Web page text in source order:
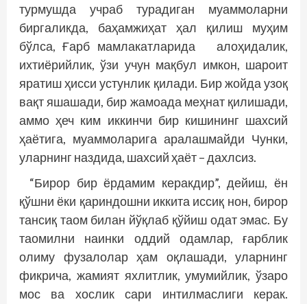
турмушда учраб турадиган муаммоларни
биргаликда, баҳамжиҳат ҳал қилиш муҳим
бўлса, Ғарб мамлакатларида алоҳидалик,
ихтиёрийлик, ўзи учун мақбул имкон, шароит
яратиш ҳисси устунлик қилади. Бир жойда узоқ
вақт яшашади, бир жамоада меҳнат қилишади,
аммо ҳеч ким иккинчи бир кишининг шахсий
ҳаётига, муаммоларига аралашмайди Чунки,
уларнинг наздида, шахсий ҳаёт – дахлсиз.
“Бирор бир ёрдамим керакдир”, дейиш, ён
қўшни ёки қариндошни иккита иссиқ нон, бирор
тансиқ таом билан йўқлаб қўйиш одат эмас. Бу
таомилни наинки оддий одамлар, ғарб­лик
олиму фузалолар ҳам оқлашади, уларнинг
фик­рича, жамият яхлитлик, умумийлик, ўзаро
мос ва хослик сари интилмаслиги керак.